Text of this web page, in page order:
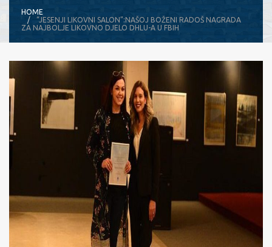
HOME
“JESENJI LIKOVNI SALON”:NAŠOJ BOŽENI RADOŠ NAGRADA
ZA NAJBOLJE LIKOVNO DJELO DHLU-A U FBIH